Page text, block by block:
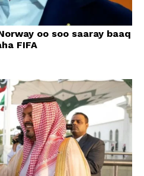
oo soo saaray baaq
FIFA